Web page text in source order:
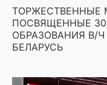
ТОРЖЕСТВЕННЫЕ
ПОСВЯЩЕННЫЕ
ОБРАЗОВАНИЯ В/
БЕЛАРУСЬ